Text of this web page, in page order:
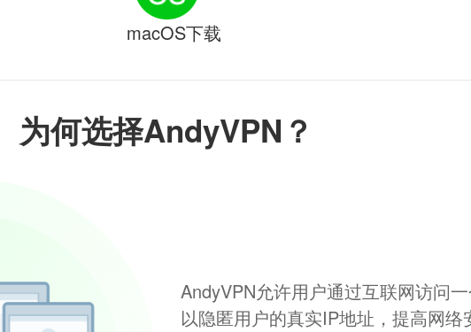
为何选择AndyVPN？
AndyVPN允许用户通过互联网访问
以隐匿用户的真实IP地址，提高网络
macOS下载